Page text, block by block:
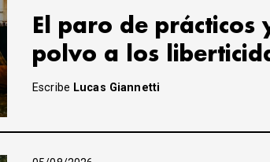
El paro de prácticos
polvo a los
Escribe Lucas Giannetti